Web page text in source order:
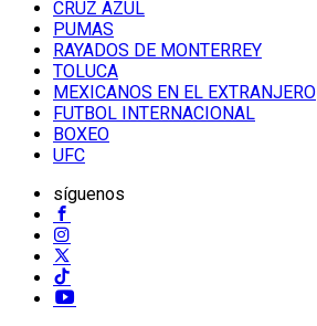
CRUZ AZUL
PUMAS
RAYADOS DE MONTERREY
TOLUCA
MEXICANOS EN EL EXTRANJERO
FUTBOL INTERNACIONAL
BOXEO
UFC
síguenos